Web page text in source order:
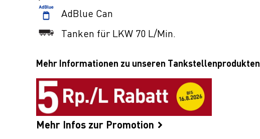
AdBlue Can
Tanken für LKW 70 L/Min.
Mehr Informationen zu unseren Tankstellenprodukten
Mehr Infos zur Promotion